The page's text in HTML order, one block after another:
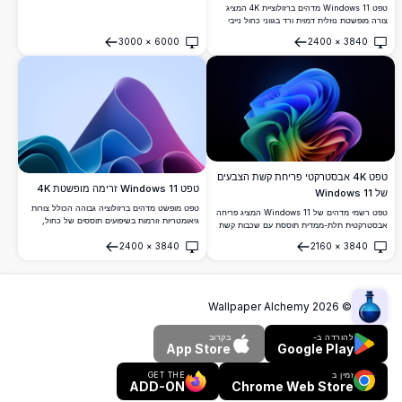
טפט Windows 11 מדהים ברזולוציית 4K המציג
צורה מופשטת נוזלית דמוית ורד בגווני כחול נייבי
על רקע כהה, ויוצרות אפקט פיסולי תלת-ממדי
אלגנטי.
3840
×
2400
פתח
ודינמית למסך שלכם עם חזותיים ברורים ומפורטים.
6000
×
3000
פתח
טפט 4K אבסטרקטי פריחת קשת הצבעים
של Windows 11
טפט רשמי מדהים של Windows 11 המציג פריחה
אבסטרקטית תלת-ממדית תוססת עם שכבות קשת
על רקע כהה ועמוק.
3840
×
2160
פתח
טפט Windows 11 זרימה מופשטת 4K
טפט מופשט מדהים ברזולוציה גבוהה הכולל צורות
גיאומטריות זורמות בשיפועים תוססים של כחול,
3840
×
2400
פתח
©
2026
Wallpaper Alchemy
להורדה ב-
Google Play
בקרוב
App Store
זמין ב
Chrome Web Store
GET THE
ADD-ON